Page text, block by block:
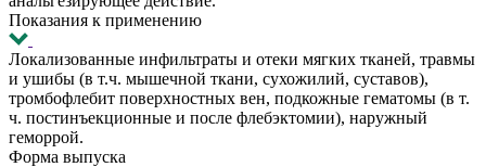
Показания к применению
Локализованные инфильтраты и отеки мягких тканей, травмы
и ушибы (в т.ч. мышечной ткани, сухожилий, суставов),
тромбофлебит поверхностных вен, подкожные гематомы (в т.
ч. постинъекционные и после флебэктомии), наружный
геморрой.
Форма выпуска